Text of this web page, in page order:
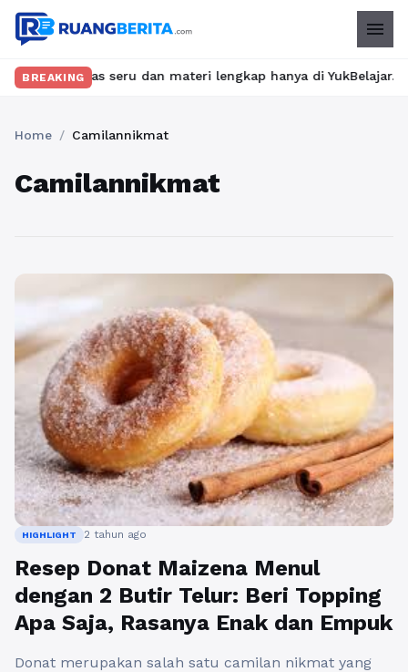
menu
BREAKING
kelas seru dan materi lengkap hanya di YukBelajar.com.
Home / Camilannikmat
Camilannikmat
HIGHLIGHT 2 tahun ago
Resep Donat Maizena Menul
dengan 2 Butir Telur: Beri Topping
Apa Saja, Rasanya Enak dan Empuk
Donat merupakan salah satu camilan nikmat yang